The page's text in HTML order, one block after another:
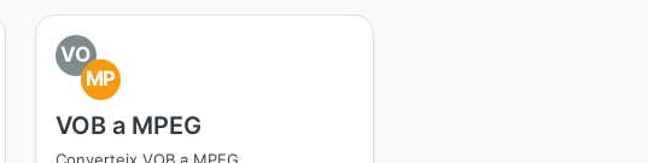
VO
MP
VOB a MPEG